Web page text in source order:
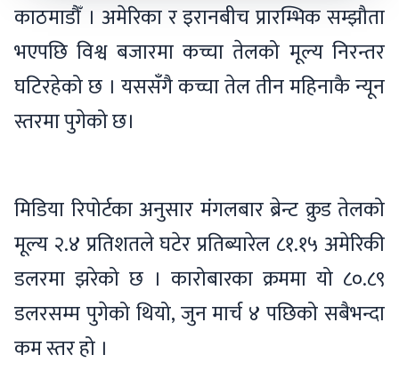
काठमाडौँ । अमेरिका र इरानबीच प्रारम्भिक सम्झौता
भएपछि विश्व बजारमा कच्चा तेलको मूल्य निरन्तर
घटिरहेको छ । यससँगै कच्चा तेल तीन महिनाकै न्यून
स्तरमा पुगेको छ।
मिडिया रिपोर्टका अनुसार मंगलबार ब्रेन्ट क्रुड तेलको
मूल्य २.४ प्रतिशतले घटेर प्रतिब्यारेल ८१.१५ अमेरिकी
डलरमा झरेको छ । कारोबारका क्रममा यो ८०.८९
डलरसम्म पुगेको थियो, जुन मार्च ४ पछिको सबैभन्दा
कम स्तर हो ।